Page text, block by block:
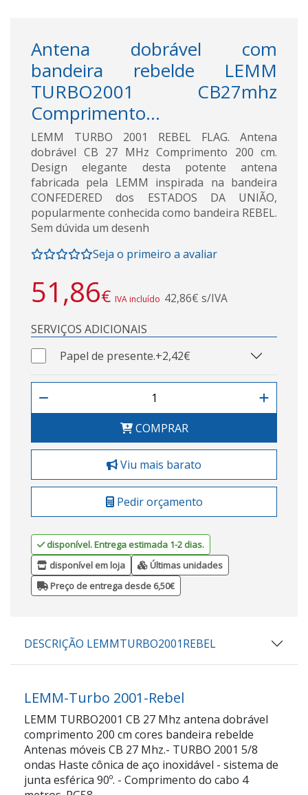
Antena dobrável com
bandeira rebelde LEMM
TURBO2001 CB27mhz
Comprimento...
LEMM TURBO 2001 REBEL FLAG. Antena
dobrável CB 27 MHz Comprimento 200 cm.
Design elegante desta potente antena
fabricada pela LEMM inspirada na bandeira
CONFEDERED dos ESTADOS DA UNIÃO,
popularmente conhecida como bandeira REBEL.
Sem dúvida um desenh
Seja o primeiro a avaliar
51,86€ IVA incluído 42,86€ s/IVA
SERVIÇOS ADICIONAIS
Papel de presente.+2,42€
COMPRAR
Viu mais barato
Pedir orçamento
disponível. Entrega estimada 1-2 dias.
disponível em loja
Últimas unidades
Preço de entrega desde 6,50€
DESCRIÇÃO LEMMTURBO2001REBEL
LEMM-Turbo 2001-Rebel
LEMM TURBO2001 CB 27 Mhz antena dobrável
comprimento 200 cm cores bandeira rebelde
Antenas móveis CB 27 Mhz.- TURBO 2001 5/8
ondas Haste cônica de aço inoxidável - sistema de
junta esférica 90º. - Comprimento do cabo 4